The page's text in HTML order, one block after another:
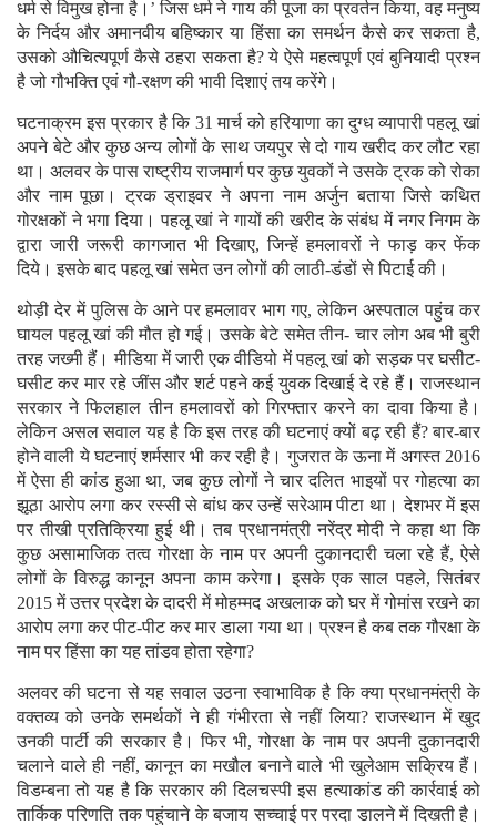
धर्म से विमुख होना है।’ जिस धर्म ने गाय की पूजा का प्रवर्तन किया, वह मनुष्य
के निर्दय और अमानवीय बहिष्कार या हिंसा का समर्थन कैसे कर सकता है,
उसको औचित्यपूर्ण कैसे ठहरा सकता है? ये ऐसे महत्वपूर्ण एवं बुनियादी प्रश्न
है जो गौभक्ति एवं गौ-रक्षण की भावी दिशाएं तय करेंगे।
घटनाक्रम इस प्रकार है कि 31 मार्च को हरियाणा का दुग्ध व्यापारी पहलू खां
अपने बेटे और कुछ अन्य लोगों के साथ जयपुर से दो गाय खरीद कर लौट रहा
था। अलवर के पास राष्ट्रीय राजमार्ग पर कुछ युवकों ने उसके ट्रक को रोका
और नाम पूछा। ट्रक ड्राइवर ने अपना नाम अर्जुन बताया जिसे कथित
गोरक्षकों ने भगा दिया। पहलू खां ने गायों की खरीद के संबंध में नगर निगम के
द्वारा जारी जरूरी कागजात भी दिखाए, जिन्हें हमलावरों ने फाड़ कर फेंक
दिये। इसके बाद पहलू खां समेत उन लोगों की लाठी-डंडों से पिटाई की।
थोड़ी देर में पुलिस के आने पर हमलावर भाग गए, लेकिन अस्पताल पहुंच कर
घायल पहलू खां की मौत हो गई। उसके बेटे समेत तीन- चार लोग अब भी बुरी
तरह जख्मी हैं। मीडिया में जारी एक वीडियो में पहलू खां को सड़क पर घसीट-
घसीट कर मार रहे जींस और शर्ट पहने कई युवक दिखाई दे रहे हैं। राजस्थान
सरकार ने फिलहाल तीन हमलावरों को गिरफ्तार करने का दावा किया है।
लेकिन असल सवाल यह है कि इस तरह की घटनाएं क्यों बढ़ रही हैं? बार-बार
होने वाली ये घटनाएं शर्मसार भी कर रही है। गुजरात के ऊना में अगस्त 2016
में ऐसा ही कांड हुआ था, जब कुछ लोगों ने चार दलित भाइयों पर गोहत्या का
झूठा आरोप लगा कर रस्सी से बांध कर उन्हें सरेआम पीटा था। देशभर में इस
पर तीखी प्रतिक्रिया हुई थी। तब प्रधानमंत्री नरेंद्र मोदी ने कहा था कि
कुछ असामाजिक तत्व गोरक्षा के नाम पर अपनी दुकानदारी चला रहे हैं, ऐसे
लोगों के विरुद्ध कानून अपना काम करेगा। इसके एक साल पहले, सितंबर
2015 में उत्तर प्रदेश के दादरी में मोहम्मद अखलाक को घर में गोमांस रखने का
आरोप लगा कर पीट-पीट कर मार डाला गया था। प्रश्न है कब तक गौरक्षा के
नाम पर हिंसा का यह तांडव होता रहेगा?
अलवर की घटना से यह सवाल उठना स्वाभाविक है कि क्या प्रधानमंत्री के
वक्तव्य को उनके समर्थकों ने ही गंभीरता से नहीं लिया? राजस्थान में खुद
उनकी पार्टी की सरकार है। फिर भी, गोरक्षा के नाम पर अपनी दुकानदारी
चलाने वाले ही नहीं, कानून का मखौल बनाने वाले भी खुलेआम सक्रिय हैं।
विडम्बना तो यह है कि सरकार की दिलचस्पी इस हत्याकांड की कार्रवाई को
तार्किक परिणति तक पहुंचाने के बजाय सच्चाई पर परदा डालने में दिखती है।